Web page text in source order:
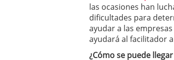
las ocasiones han
dificultades para
ayudar a las
ayudará al facilitador
¿Cómo se puede